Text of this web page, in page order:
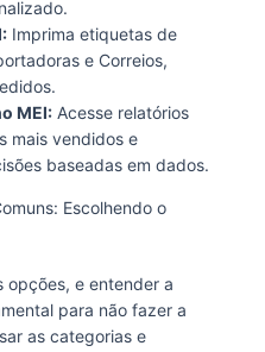
Imprima etiquetas de
e Correios,
MEI:Acesse relatórios
mais vendidos e
baseadas em dados.
Escolhendo o
opções, e entender a
para não fazer a
as categorias e